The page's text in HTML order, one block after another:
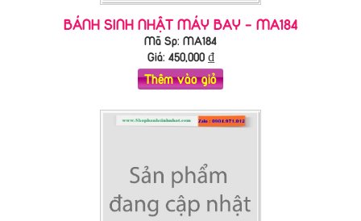
BÁNH SINH NHẬT MÁY BAY - MA184
Mã Sp: MA184
Giá: 450,000₫
Thêm vào giỏ